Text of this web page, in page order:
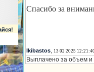
Спасибо за
Ikibastos, 13 02 2025
Выплачено за объем и